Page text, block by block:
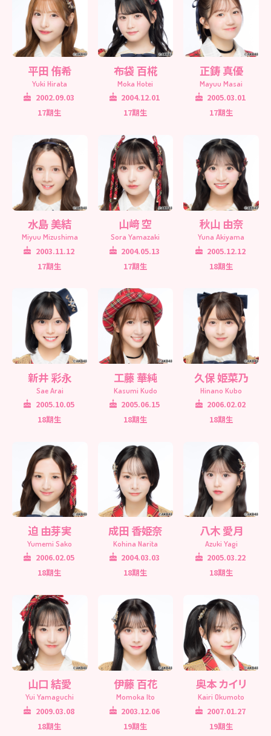
平田 侑希
Yuki Hirata
2002.09.03
17期生
布袋 百椛
Moka Hotei
2004.12.01
17期生
正鋳 真優
Mayuu Masai
2005.03.01
17期生
水島 美結
Miyuu Mizushima
2003.11.12
17期生
山﨑 空
Sora Yamazaki
2004.05.13
17期生
秋山 由奈
Yuna Akiyama
2005.12.12
18期生
新井 彩永
Sae Arai
2005.10.05
18期生
工藤 華純
Kasumi Kudo
2005.06.15
18期生
久保 姫菜乃
Hinano Kubo
2006.02.02
18期生
迫 由芽実
Yumemi Sako
2006.02.05
18期生
成田 香姫奈
Kohina Narita
2004.03.03
18期生
八木 愛月
Azuki Yagi
2005.03.22
18期生
山口 結愛
Yui Yamaguchi
2009.03.08
18期生
伊藤 百花
Momoka Ito
2003.12.06
19期生
奥本 カイリ
Kairi Okumoto
2007.01.27
19期生